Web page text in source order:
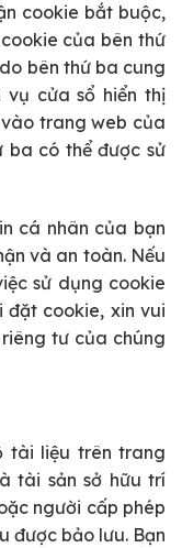
cookie bắt buộc,
của bên thứ
bên thứ ba cung
vụ cửa sổ hiển thị
trang web của
ba có thể được sử
cá nhân của bạn
và an toàn. Nếu
sử dụng cookie
cookie, xin vui
tư của chúng
tài liệu trên trang
tài sản sở hữu trí
người cấp phép
được bảo lưu. Bạn